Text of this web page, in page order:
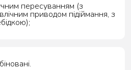
пересуванням (з
приводом підіймання, з